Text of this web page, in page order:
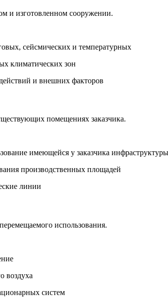
и изготовленном сооружении.
сейсмических и температурных
климатических зон
и внешних факторов
помещениях заказчика.
имеющейся у заказчика инфраструктуры
производственных площадей
линии
использования.
воздуха
систем